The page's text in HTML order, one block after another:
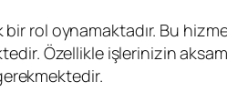
rol oynamaktadır. Bu
Özellikle işlerinizin